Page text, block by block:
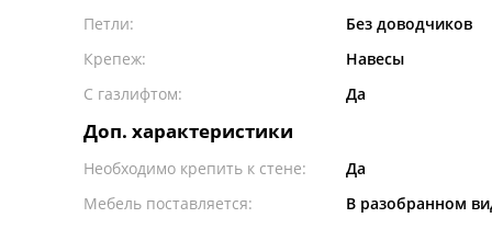
Петли:
Без доводчиков
Крепеж:
Навесы
С газлифтом:
Да
Доп. характеристики
Необходимо крепить к стене:
Да
Мебель поставляется:
В разобранном